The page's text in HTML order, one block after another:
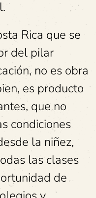
Rica que se
del pilar
no es obra
es producto
que no
condiciones
la niñez,
las clases
de